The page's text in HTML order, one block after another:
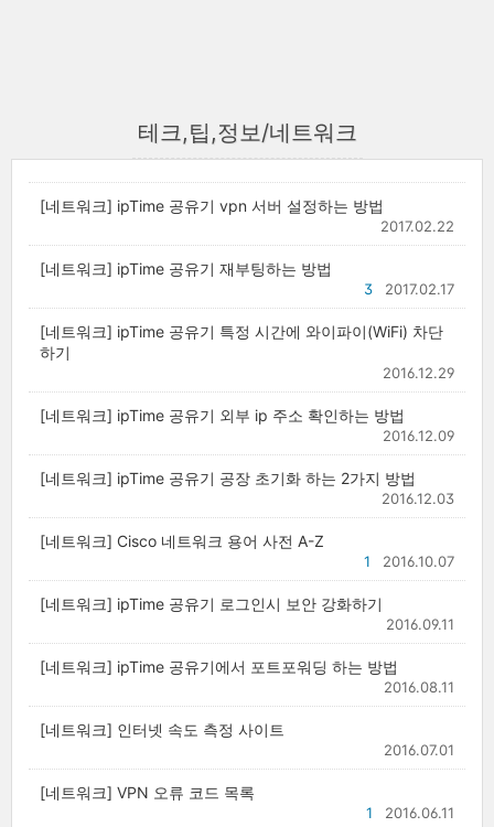
테크,팁,정보/네트워크
[네트워크] ipTime 공유기 vpn 서버 설정하는 방법
2017.02.22
[네트워크] ipTime 공유기 재부팅하는 방법
2017.02.17
3
[네트워크] ipTime 공유기 특정 시간에 와이파이(WiFi) 차단
하기
2016.12.29
[네트워크] ipTime 공유기 외부 ip 주소 확인하는 방법
2016.12.09
[네트워크] ipTime 공유기 공장 초기화 하는 2가지 방법
2016.12.03
[네트워크] Cisco 네트워크 용어 사전 A-Z
2016.10.07
1
[네트워크] ipTime 공유기 로그인시 보안 강화하기
2016.09.11
[네트워크] ipTime 공유기에서 포트포워딩 하는 방법
2016.08.11
[네트워크] 인터넷 속도 측정 사이트
2016.07.01
[네트워크] VPN 오류 코드 목록
2016.06.11
1